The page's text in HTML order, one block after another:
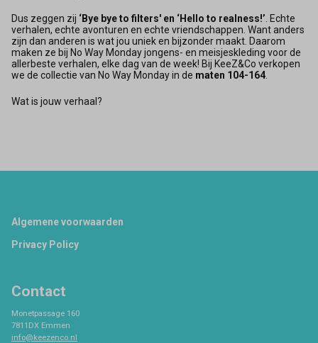
Dus zeggen zij ‘Bye bye to filters' en ‘Hello to realness!’ . Echte
verhalen, echte avonturen en echte vriendschappen. Want anders
zijn dan anderen is wat jou uniek en bijzonder maakt. Daarom
maken ze bij No Way Monday jongens- en meisjeskleding voor de
allerbeste verhalen, elke dag van de week! Bij KeeZ&Co verkopen
we de collectie van No Way Monday in de maten 104-164
Wat is jouw verhaal?
Footer
Algemene voorwaarden
Privacy Policy
Contact
Monetpassage 160
7811DX Emmen
info@keezenco.nl